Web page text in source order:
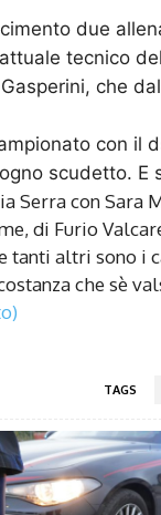
due
tecnico
che
con il
scudetto. E
Serra con Sara
di Furio
tanti altri sono
che sè
TAGS